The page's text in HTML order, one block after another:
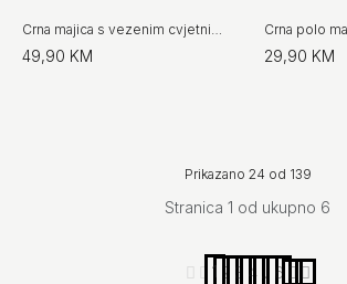
49,90 KM
Crna polo
29,90 KM
Prikazano 24 od 139
Stranica 1 od ukupno 6
1 2 3 4 ... 6